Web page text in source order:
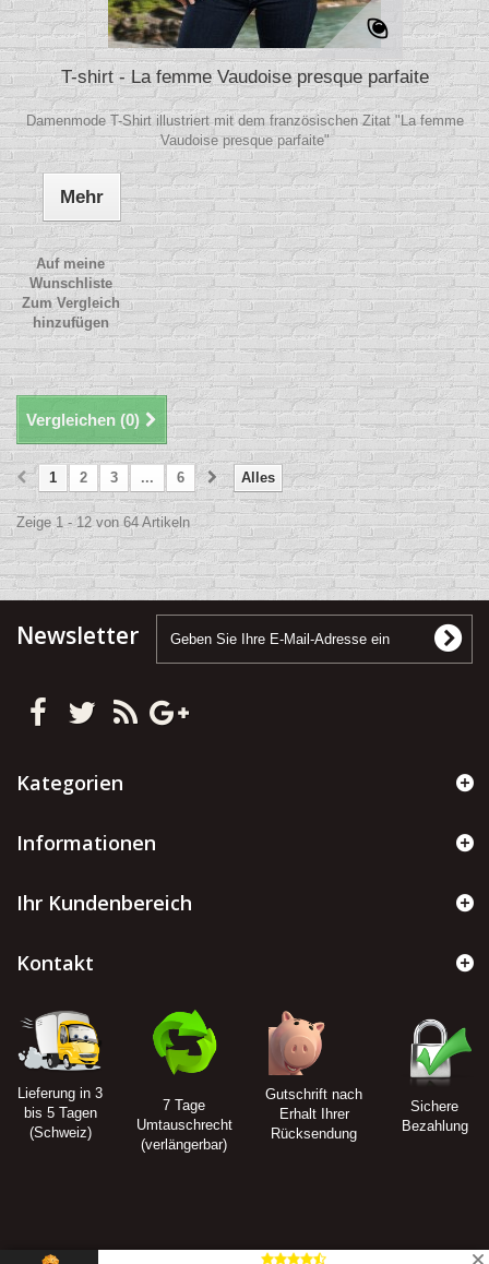
T-shirt - La femme Vaudoise presque parfaite
Damenmode T-Shirt illustriert mit dem französischen Zitat "La femme
Vaudoise presque parfaite"
Mehr
Auf meine
Wunschliste
Zum Vergleich
hinzufügen
Vergleichen (0)
Alles
1 2 3 ... 6
Zeige 1 - 12 von 64 Artikeln
Newsletter
Kategorien
Informationen
Ihr Kundenbereich
Kontakt
Lieferung in 3
bis 5 Tagen
(Schweiz)
7 Tage
Umtauschrecht
(verlängerbar)
Gutschrift nach
Erhalt Ihrer
Rücksendung
Sichere
Bezahlung